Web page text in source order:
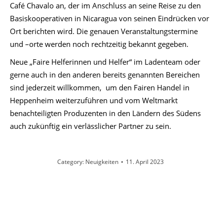
Café Chavalo an, der im Anschluss an seine Reise zu den
Basiskooperativen in Nicaragua von seinen Eindrücken vor
Ort berichten wird. Die genauen Veranstaltungstermine
und –orte werden noch rechtzeitig bekannt gegeben.
Neue „Faire Helferinnen und Helfer“ im Ladenteam oder
gerne auch in den anderen bereits genannten Bereichen
sind jederzeit willkommen, um den Fairen Handel in
Heppenheim weiterzuführen und vom Weltmarkt
benachteiligten Produzenten in den Ländern des Südens
auch zukünftig ein verlässlicher Partner zu sein.
Category: Neuigkeiten 11. April 2023